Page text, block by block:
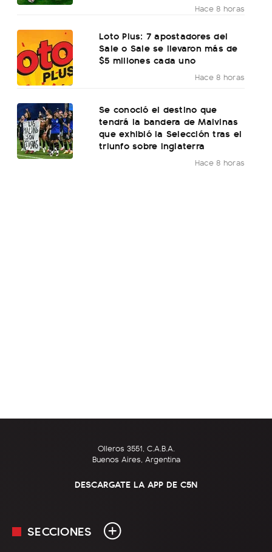
Hace 8 horas
Loto Plus: 7 apostadores del
Sale o Sale se llevaron más de
$5 millones cada uno
Hace 8 horas
Se conoció el destino que
tendrá la bandera de Malvinas
que exhibió la Selección tras el
triunfo sobre Inglaterra
Hace 8 horas
Olleros 3551, C.A.B.A.
Buenos Aires, Argentina
DESCARGATE LA APP DE C5N
SECCIONES